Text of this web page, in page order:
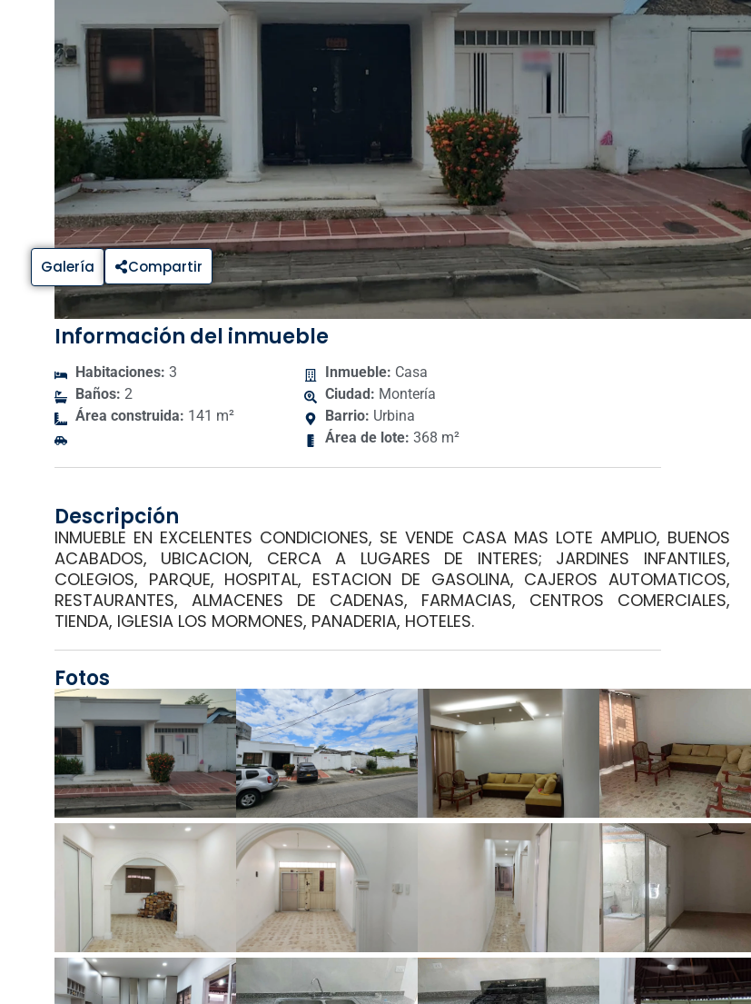
Galería Compartir
Información del inmueble
Habitaciones: 3
Baños: 2
Área construida: 141 m²
Inmueble: Casa
Ciudad: Montería
Barrio: Urbina
Área de lote: 368 m²
Descripción
INMUEBLE EN EXCELENTES CONDICIONES, SE VENDE CASA MAS LOTE AMPLIO, BUENOS
ACABADOS, UBICACION, CERCA A LUGARES DE INTERES; JARDINES INFANTILES,
COLEGIOS, PARQUE, HOSPITAL, ESTACION DE GASOLINA, CAJEROS AUTOMATICOS,
RESTAURANTES, ALMACENES DE CADENAS, FARMACIAS, CENTROS COMERCIALES,
TIENDA, IGLESIA LOS MORMONES, PANADERIA, HOTELES.
Fotos